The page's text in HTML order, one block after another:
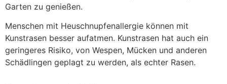
Garten zu genießen.
Menschen mit Heuschnupfenallergie können mit
Kunstrasen besser aufatmen. Kunstrasen hat auch ein
geringeres Risiko, von Wespen, Mücken und anderen
Schädlingen geplagt zu werden, als echter Rasen.